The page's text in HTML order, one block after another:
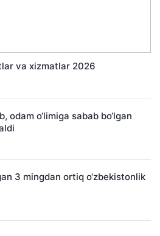
va xizmatlar 2026
odam o‘limiga sabab bo‘lgan
3 mingdan ortiq o‘zbekistonlik